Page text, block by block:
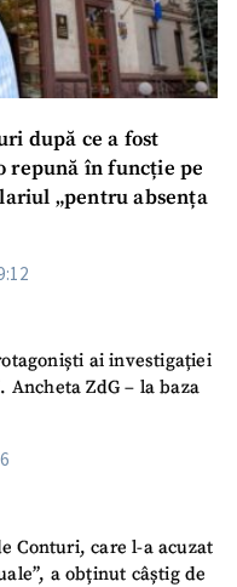
după ce a fost
repună în funcție pe
„pentru absența
ai investigației
Ancheta ZdG – la baza
Conturi, care l-a acuzat
a obținut câștig de